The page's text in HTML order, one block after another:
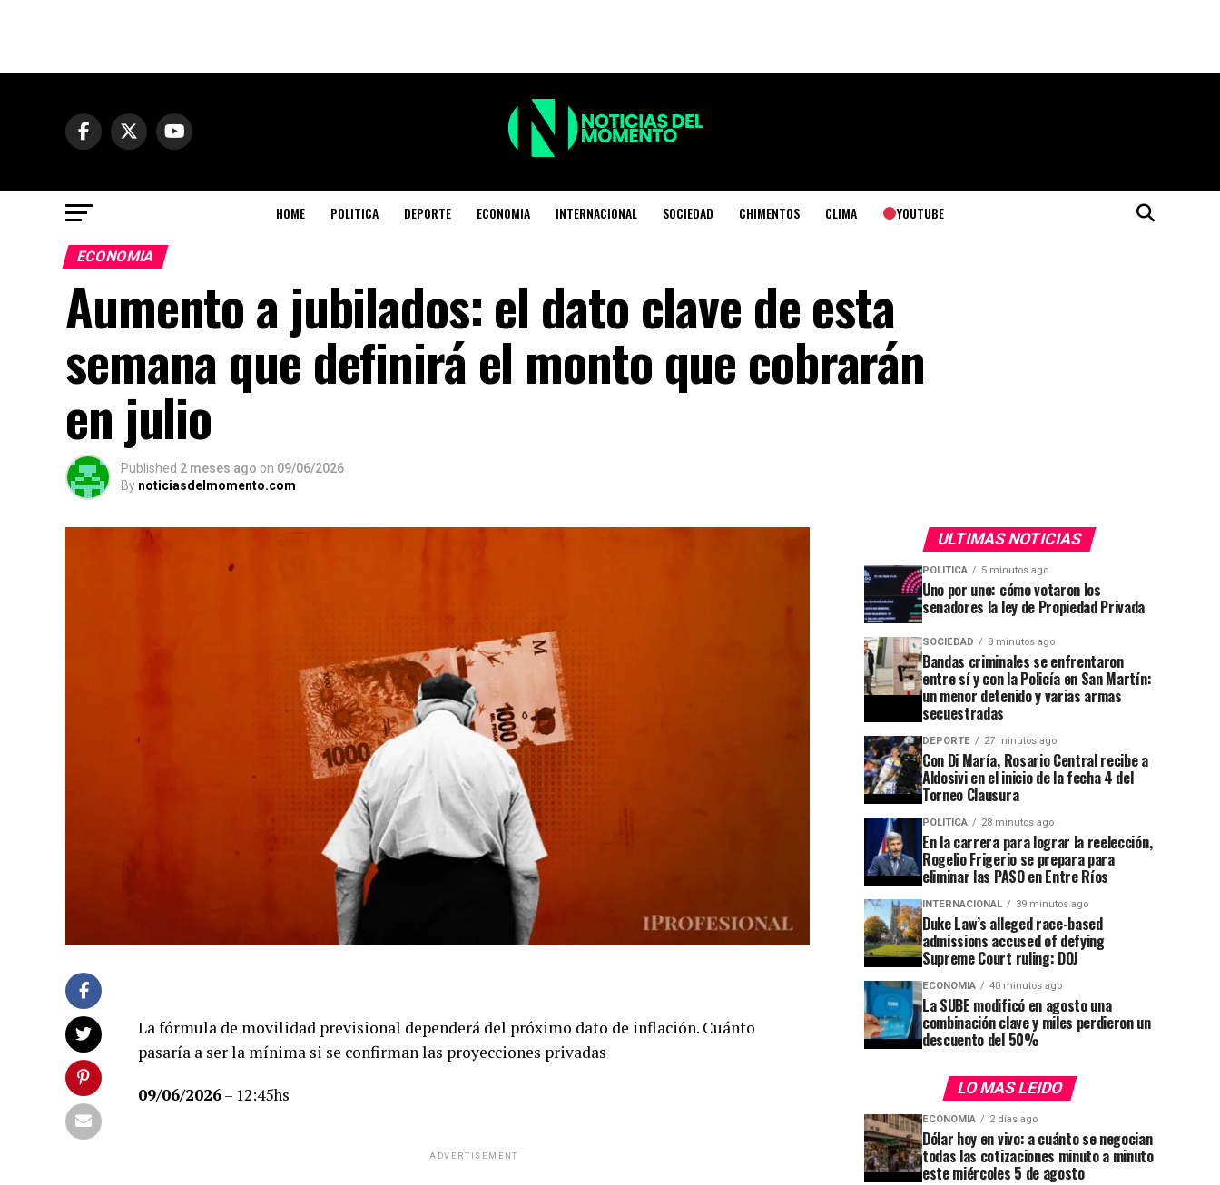
HOME POLITICA DEPORTE ECONOMIA INTERNACIONAL SOCIEDAD CHIMENTOS CLIMA YOUTUBE
ECONOMIA
Aumento a jubilados: el dato clave de esta
semana que definirá el monto que cobrarán
en julio
Published 2 meses ago on 09/06/2026
By noticiasdelmomento.com
La fórmula de movilidad previsional dependerá del próximo dato de inflación. Cuánto
pasaría a ser la mínima si se confirman las proyecciones privadas
09/06/2026– 12:45hs
ADVERTISEMENT
ULTIMAS NOTICIAS
POLITICA 5 minutos ago
Uno por uno: cómo votaron los
senadores la ley de Propiedad Privada
SOCIEDAD 8 minutos ago
Bandas criminales se enfrentaron
entre sí y con la Policía en San Martín:
un menor detenido y varias armas
secuestradas
DEPORTE 27 minutos ago
Con Di María, Rosario Central recibe a
Aldosivi en el inicio de la fecha 4 del
Torneo Clausura
POLITICA 28 minutos ago
En la carrera para lograr la reelección,
Rogelio Frigerio se prepara para
eliminar las PASO en Entre Ríos
INTERNACIONAL 39 minutos ago
Duke Law’s alleged race-based
admissions accused of defying
Supreme Court ruling: DOJ
ECONOMIA 40 minutos ago
La SUBE modificó en agosto una
combinación clave y miles perdieron un
descuento del 50%
LO MAS LEIDO
ECONOMIA 2 días ago
Dólar hoy en vivo: a cuánto se negocian
todas las cotizaciones minuto a minuto
este miércoles 5 de agosto